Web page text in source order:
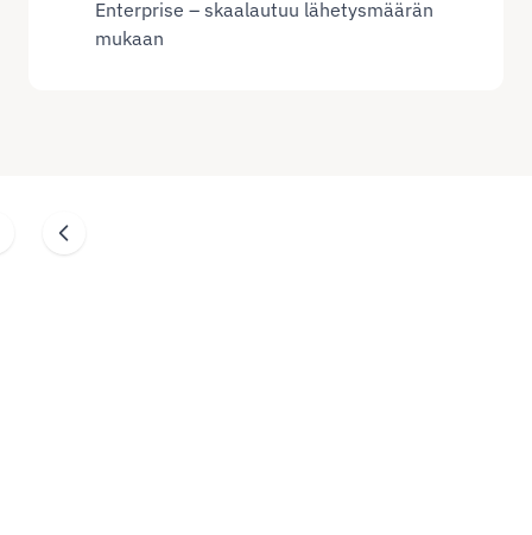
Enterprise – skaalautuu lähetysmäärän
mukaan